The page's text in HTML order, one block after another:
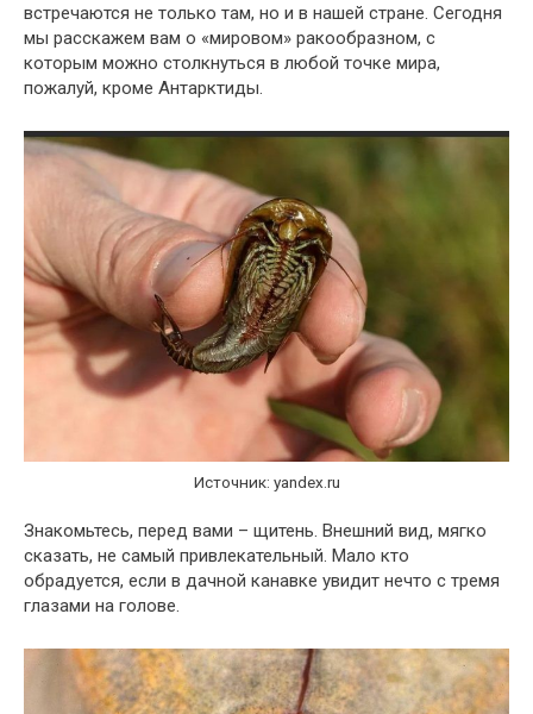
встречаются не только там, но и в нашей стране. Сегодня
мы расскажем вам о «мировом» ракообразном, с
которым можно столкнуться в любой точке мира,
пожалуй, кроме Антарктиды.
Источник: yandex.ru
Знакомьтесь, перед вами – щитень. Внешний вид, мягко
сказать, не самый привлекательный. Мало кто
обрадуется, если в дачной канавке увидит нечто с тремя
глазами на голове.